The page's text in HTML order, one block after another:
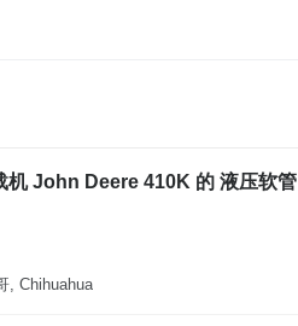
机 John Deere 410K 的 液压软管
, Chihuahua